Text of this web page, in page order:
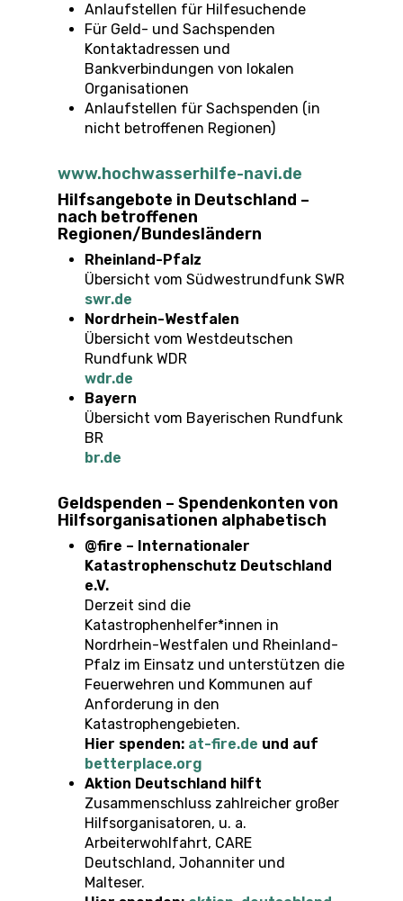
Anlaufstellen für Hilfesuchende
Für Geld- und Sachspenden
Kontaktadressen und
Bankverbindungen von lokalen
Organisationen
Anlaufstellen für Sachspenden (in
nicht betroffenen Regionen)
www.hochwasserhilfe-navi.de
Hilfsangebote in Deutschland –
nach betroffenen
Regionen/Bundesländern
Rheinland-Pfalz
Übersicht vom Südwestrundfunk SWR
swr.de
Nordrhein-Westfalen
Übersicht vom Westdeutschen
Rundfunk WDR
wdr.de
Bayern
Übersicht vom Bayerischen Rundfunk
BR
br.de
Geldspenden – Spendenkonten von
Hilfsorganisationen alphabetisch
@fire – Internationaler
Katastrophenschutz Deutschland
e.V.
Derzeit sind die
Katastrophenhelfer*innen in
Nordrhein-Westfalen und Rheinland-
Pfalz im Einsatz und unterstützen die
Feuerwehren und Kommunen auf
Anforderung in den
Katastrophengebieten.
Hier spenden: at-fire.de und auf
betterplace.org
Aktion Deutschland hilft
Zusammenschluss zahlreicher großer
Hilfsorganisatoren, u. a.
Arbeiterwohlfahrt, CARE
Deutschland, Johanniter und
Malteser.